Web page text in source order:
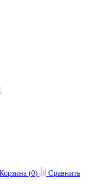
(0)
Сравнить